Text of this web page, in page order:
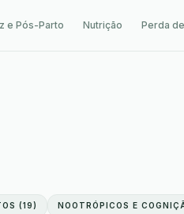
e Pós-Parto Nutrição Perda
(19) NOOTRÓPICOS E